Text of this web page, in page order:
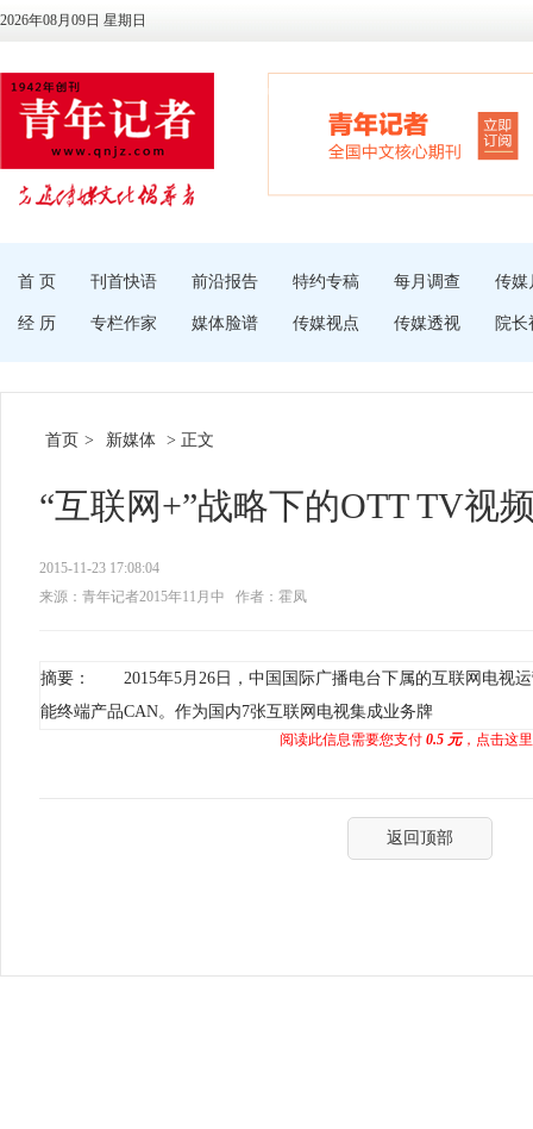
2026年08月09日 星期日
首 页 刊首快语 前沿报告 特约专稿 每月调查 传媒
经 历 专栏作家 媒体脸谱 传媒视点 传媒透视 院长
首页 > 新媒体 > 正文
“互联网+”战略下的OTT TV视
2015-11-23 17:08:04
来源：青年记者2015年11月中
作者：霍凤
摘要： 2015年5月26日，中国国际广播电台下属的互联网电视运
能终端产品CAN。作为国内7张互联网电视集成业务牌
阅读此信息需要您支付 0.5 元，点击这
返回顶部